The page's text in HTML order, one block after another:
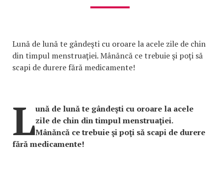
Lună de lună te gândeşti cu oroare la acele zile de chin
din timpul menstruaţiei. Mânăncă ce trebuie şi poţi să
scapi de durere fără medicamente!
Lună de lună te gândeşti cu oroare la acele
zile de chin din timpul menstruaţiei.
Mânăncă ce trebuie şi poţi să scapi de durere
fără medicamente!